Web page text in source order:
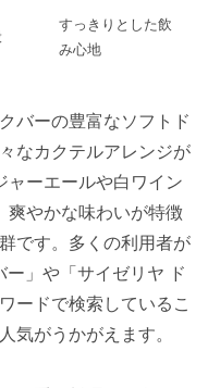
すっきりとした飲
み心地
バーの豊富なソフトド
なカクテルアレンジが
ャーエールや白ワイン
爽やかな味わいが特徴
です。多くの利用者が
ー」や「サイゼリヤ ド
ードで検索しているこ
気がうかがえます。